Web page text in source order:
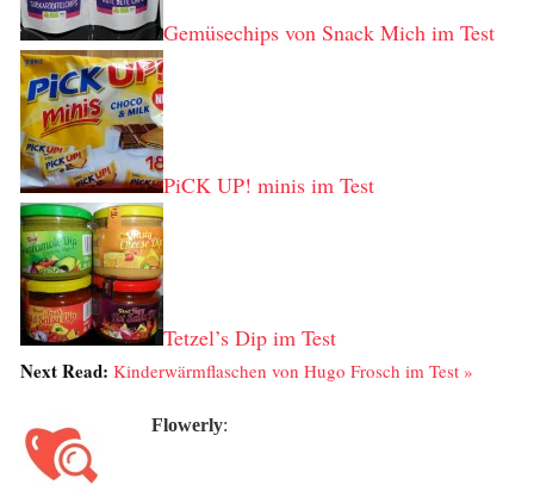
Gemüsechips von Snack Mich im Test
PiCK UP! minis im Test
Tetzel’s Dip im Test
Next Read: Kinderwärmflaschen von Hugo Frosch im Test »
Flowerly: